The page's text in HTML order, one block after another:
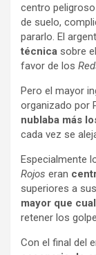
centro
de suelo,
pararlo. El
técnica sobre
favor de los
Pero el mayor
organizado por
nublaba más
cada vez se
Especialmente
Rojos eran
superiores a
mayor que
retener los
Con el final del